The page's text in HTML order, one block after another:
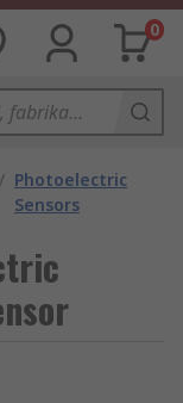
0
/ Photoelectric
Sensors